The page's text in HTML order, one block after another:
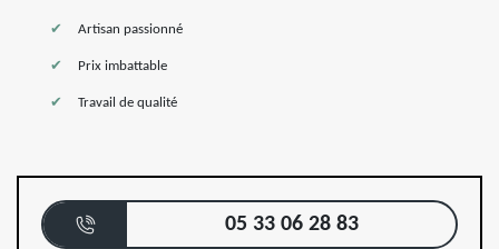
Artisan passionné
Prix imbattable
Travail de qualité
05 33 06 28 83